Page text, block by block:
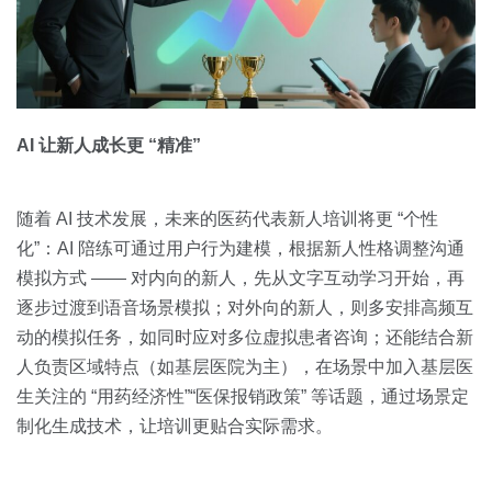
AI 让新人成长更 “精准”
随着 AI 技术发展，未来的医药代表新人培训将更 “个性
化”：AI 陪练可通过用户行为建模，根据新人性格调整沟通
模拟方式 —— 对内向的新人，先从文字互动学习开始，再
逐步过渡到语音场景模拟；对外向的新人，则多安排高频互
动的模拟任务，如同时应对多位虚拟患者咨询；还能结合新
人负责区域特点（如基层医院为主），在场景中加入基层医
生关注的 “用药经济性”“医保报销政策” 等话题，通过场景定
制化生成技术，让培训更贴合实际需求。